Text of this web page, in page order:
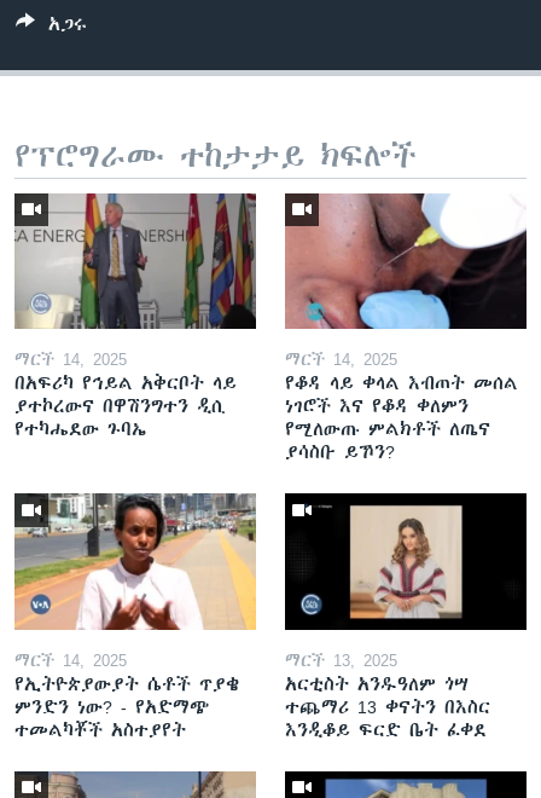
አጋሩ
የፕሮግራሙ ተከታታይ ክፍሎች
ማርች 14, 2025
በአፍሪካ የኅይል አቅርቦት ላይ
ያተኮረውና በዋሽንግተን ዲሲ
የተካሔደው ጉባኤ
ማርች 14, 2025
የቆዳ ላይ ቀላል እብጠት መሰል
ነገሮች እና የቆዳ ቀለምን
የሚለውጡ ምልክቶች ለጤና
ያሳስቡ ይኾን?
ማርች 14, 2025
የኢትዮጵያውያት ሴቶች ጥያቄ
ምንድን ነው? - የአድማጭ
ተመልካቾች አስተያየት
ማርች 13, 2025
አርቲስት አንዱዓለም ጎሣ
ተጨማሪ 13 ቀናትን በእስር
እንዲቆይ ፍርድ ቤት ፈቀደ